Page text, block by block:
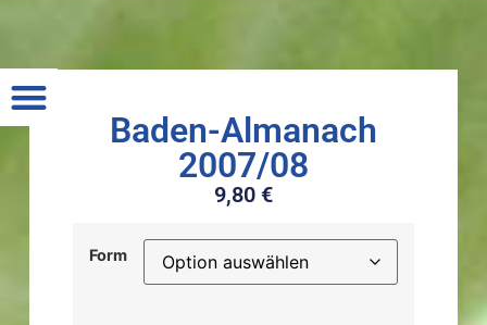
Baden-Almanach
2007/08
9,80 €
Form